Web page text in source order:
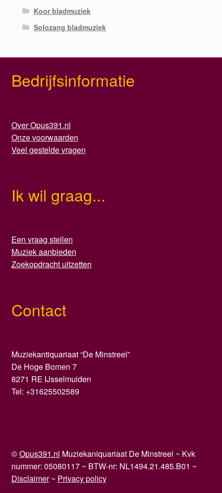
Koor bladmuziek
Solozang bladmuziek
Bedrijfsinformatie
Over Opus391.nl
Onze voorwaarden
Veel gestelde vragen
Ik wil graag...
Een vraag stellen
Muziek aanbieden
Zoekopdracht uitzetten
Contact
Muziekantiquariaat “De Minstreel”
De Hoge Bomen 7
8271 RE IJsselmuiden
Tel: +31625502589
©Opus391.nl Muziekaniquariaat De Minstreel ~ Kvk
nummer: 05080117 ~ BTW-nr: NL1494.21.485.B01 ~
Disclaimer~ Privacy policy